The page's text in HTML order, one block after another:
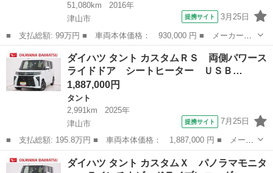
51,080km
2016年
津山市
提携サイト 3月25日
■ 支払総額: 99万円 ■ 車両本体価格： 930,000 円 ■ メーカー
名： ダイハツ ■ 車種名： タント ■ グレード名： Ｘターボ
両側スライド・片側電動 スマートキー アイドリングストップ 電
動格納ミラー ベ...
岡山 津山市 タント
ダイハツ タント カスタムＲＳ 両側パワース
ライドドア シートヒーター ＵＳＢ…
1,887,000円
タント
2,991km
2025年
津山市
提携サイト 7月25日
■ 支払総額: 195.8万円 ■ 車両本体価格： 1,887,000 円 ■ メーカ
ー名： ダイハツ ■ 車種名： タント ■ グレード名： カスタム
ＲＳ 両側パワースライドドア シートヒーター ＵＳＢ入力端子
岡山 津山市 タント
ダイハツ タント カスタムＸ パノラマモニタ